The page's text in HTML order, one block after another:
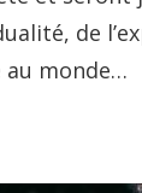
de
au monde…